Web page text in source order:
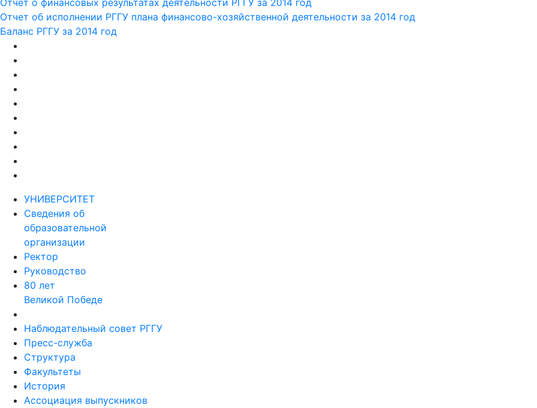
Отчет о финансовых результатах деятельности РГГУ за 2014 год
Отчет об исполнении РГГУ плана финансово-хозяйственной деятельности за 2014 год
Баланс РГГУ за 2014 год
УНИВЕРСИТЕТ
Сведения об
образовательной
организации
Ректор
Руководство
80 лет
Великой Победе
Наблюдательный совет РГГУ
Пресс-служба
Структура
Факультеты
История
Ассоциация выпускников